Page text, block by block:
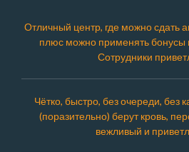
Отличный центр, где можно сдать
плюс можно применять бонусы
Сотрудники
Чётко, быстро, без очереди, без
(поразительно) берут кровь,
вежливый и